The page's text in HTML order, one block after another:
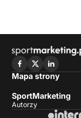
Mapa strony
SportMarketing
Autorzy